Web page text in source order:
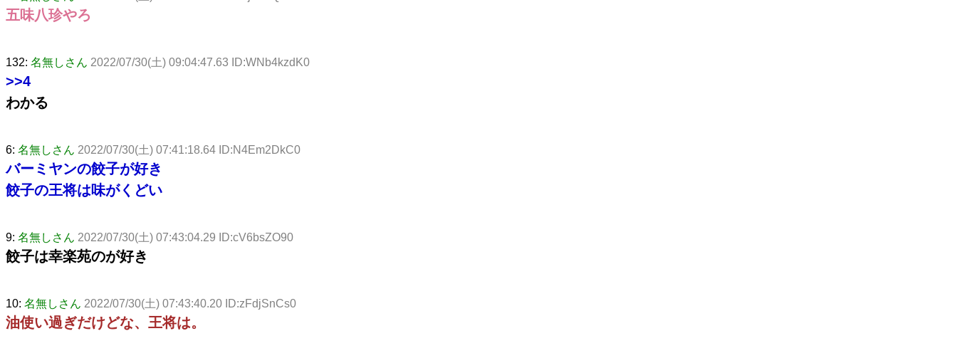
五味八珍やろ
132: 名無しさん 2022/07/30(土) 09:04:47.63 ID:WNb4kzdK0
>>4
わかる
6: 名無しさん 2022/07/30(土) 07:41:18.64 ID:N4Em2DkC0
バーミヤンの餃子が好き
餃子の王将は味がくどい
9: 名無しさん 2022/07/30(土) 07:43:04.29 ID:cV6bsZO90
餃子は幸楽苑のが好き
10: 名無しさん 2022/07/30(土) 07:43:40.20 ID:zFdjSnCs0
油使い過ぎだけどな、王将は。